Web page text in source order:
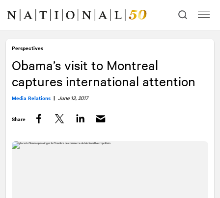
content
navigation
Perspectives
Obama’s visit to Montreal
captures international attention
Media Relations | June 13, 2017
Share